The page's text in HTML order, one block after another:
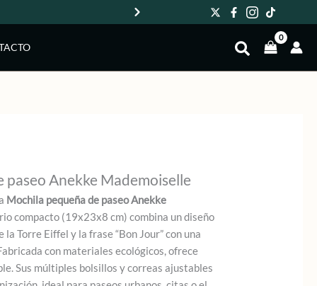
paseo Anekke Mademoiselle
Mochila pequeña de paseo Anekke
compacto (19x23x8 cm) combina un diseño
Torre Eiffel y la frase “Bon Jour” con una
con materiales ecológicos, ofrece
Sus múltiples bolsillos y correas ajustables